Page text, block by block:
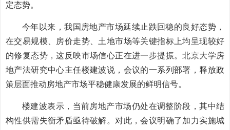
定态势。
今年以来，我国房地产市场延续止跌回稳的良好态势，
在交易规模、房价走势、土地市场等关键指标上均呈现较好
的修复态势，这反映市场信心正在进一步提振。北京大学房
地产法研究中心主任楼建波说，会议的一系列部署，释放政
策层面推动房地产市场平稳健康发展的鲜明信号。
楼建波表示，当前房地产市场仍处在调整阶段，其中结
构性供需失衡矛盾亟待破解。对此，会议明确了加力实施城